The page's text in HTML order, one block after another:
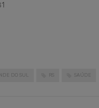
DO SUL RS SAÚDE